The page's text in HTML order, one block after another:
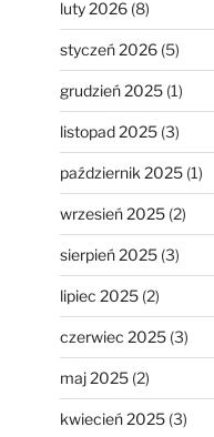
luty 2026(8)
styczeń 2026(5)
grudzień 2025(1)
listopad 2025(3)
październik 2025(1)
wrzesień 2025(2)
sierpień 2025(3)
lipiec 2025(2)
czerwiec 2025(3)
maj 2025(2)
kwiecień 2025(3)